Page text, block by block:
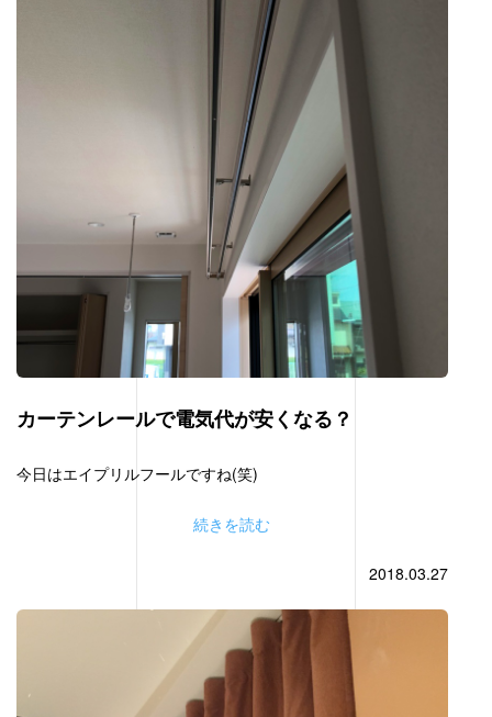
カーテンレールで電気代が安くなる？
今日はエイプリルフールですね(笑)
続きを読む
2018.03.27